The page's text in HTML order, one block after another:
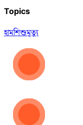
Topics
হামশিশুমৃত্যু